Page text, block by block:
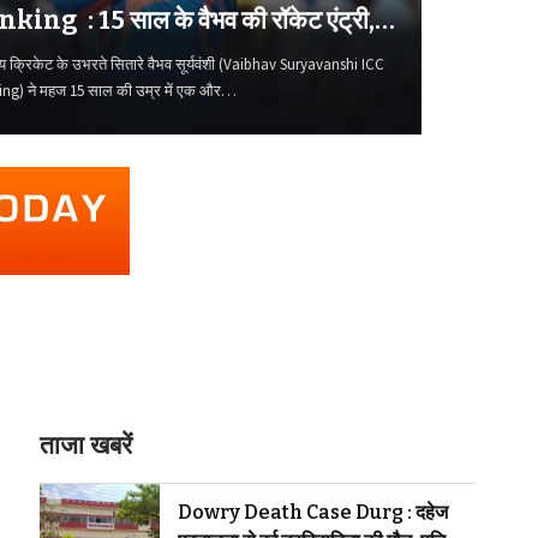
: 15 साल के वैभव की रॉकेट एंट्री,
रैंकिंग के टॉप-50 में पहुंचे
क्रिकेट के उभरते सितारे वैभव सूर्यवंशी (Vaibhav Suryavanshi ICC
ने महज 15 साल की उम्र में एक और…
ताजा खबरें
Dowry Death Case Durg : दहेज